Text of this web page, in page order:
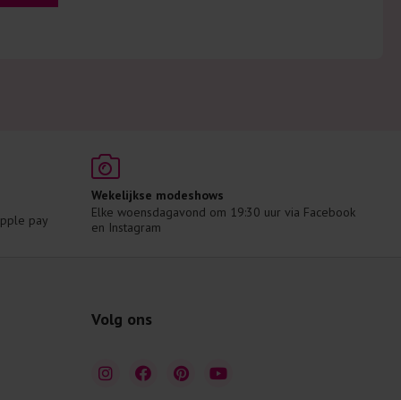
pay
Wekelijkse modeshows
Elke woensdagavond om 19:30 uur via Facebook
en Instagram
Volg ons